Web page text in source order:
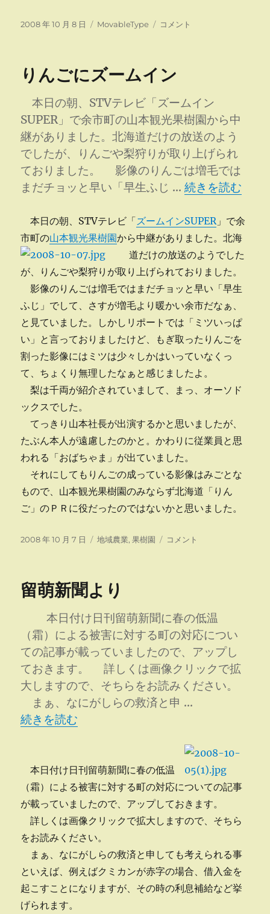
投
2008 年 10 月 8 日
カ
ー
MovableType
タ
画
更
新
に
コメント
りんごにズームイン
本日の朝、STVテレビ「ズームイン
SUPER」で余市町の山本観光果樹園から中
継がありました。北海道だけの放送のよう
でしたが、りんごや梨狩りが取り上げられ
ておりました。 影像のりんごは増毛では
まだチョッと早い「早生ふじ …“りんごにズー
続きを読む
本日の朝、STVテレビ「ズームインSUPER」で余
市町の山本観光果樹園から中継がありました。北海
道だけの放送のようでした
が、りんごや梨狩りが取り上げられておりました。
影像のりんごは増毛ではまだチョッと早い「早生
ふじ」でして、さすが増毛より暖かい余市だなぁ、
と見ていました。しかしリポートでは「ミツいっぱ
い」と言っておりましたけど、もぎ取ったりんごを
割った影像にはミツは少々しかはいっていなくっ
て、ちょくり無理したなぁと感じましたよ。
梨は千両が紹介されていまして、まっ、オーソド
ックスでした。
てっきり山本社長が出演するかと思いましたが、
たぶん本人が遠慮したのかと。かわりに従業員と思
われる「おばちゃま」が出ていました。
それにしてもりんごの成っている影像はみごとな
もので、山本観光果樹園のみならず北海道「りん
ご」のＰＲに役だったのではないかと思いました。
投
2008 年 10 月 7 日
カ
ー
地域農業,果樹園
り
ム
ン
に
コメント
留萌新聞より
本日付け日刊留萌新聞に春の低温
（霜）による被害に対する町の対応につい
ての記事が載っていましたので、アップし
ておきます。 詳しくは画像クリックで拡
大しますので、そちらをお読みください。
まぁ、なにがしらの救済と申 …
“留萌新聞より” の
続きを読む
本日付け日刊留萌新聞に春の低温
（霜）による被害に対する町の対応についての記事
が載っていましたので、アップしておきます。
詳しくは画像クリックで拡大しますので、そちら
をお読みください。
まぁ、なにがしらの救済と申しても考えられる事
といえば、例えばクミカンが赤字の場合、借入金を
起こすことになりますが、その時の利息補給など挙
げられます。